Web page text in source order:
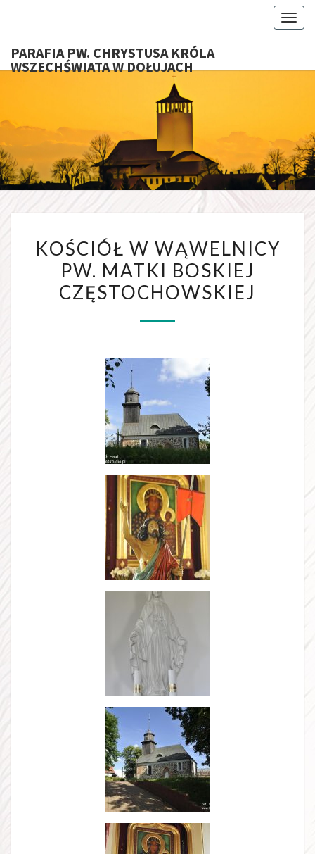
PARAFIA PW. CHRYSTUSA KRÓLA
WSZECHŚWIATA W DOŁUJACH
W
KOŚCIÓŁ W WĄWELNICY
PW. MATKI BOSKIEJ
CZĘSTOCHOWSKIEJ